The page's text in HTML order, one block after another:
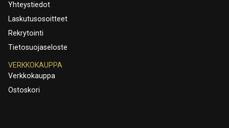
Yhteystiedot
Laskutusosoitteet
Rekrytointi
Tietosuojaseloste
VERKKOKAUPPA
Verkkokauppa
Ostoskori